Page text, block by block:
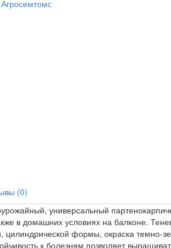
(0)
универсальный
в домашних условиях на балконе.
цилиндрической формы, окраска
к болезням позволяет